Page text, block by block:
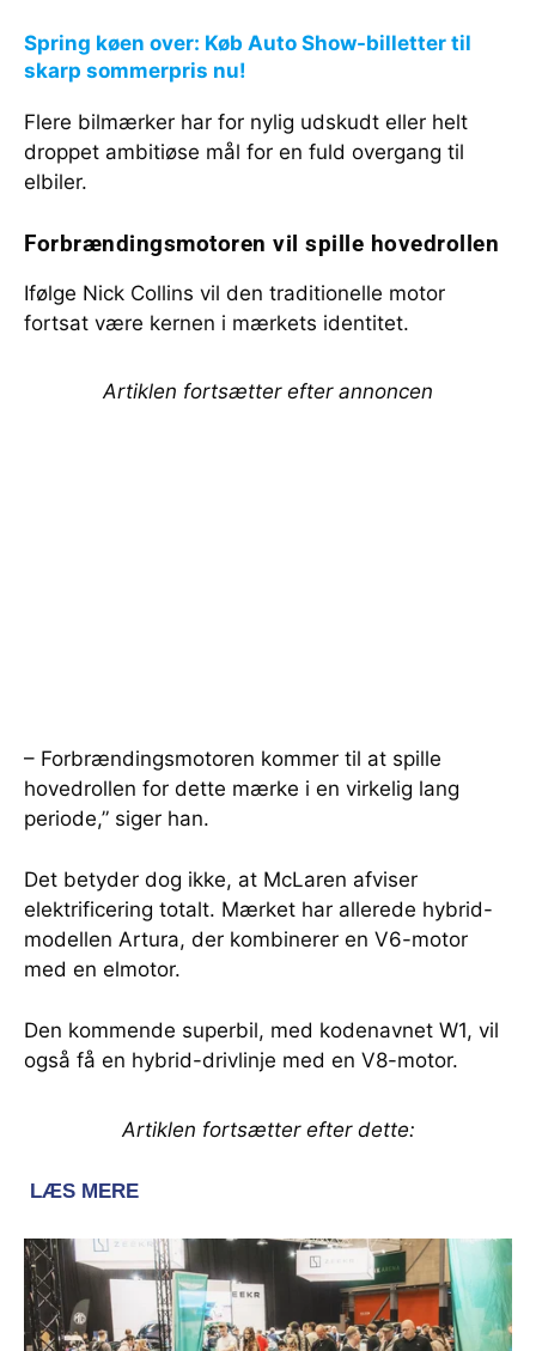
Spring køen over: Køb Auto Show-billetter til
skarp sommerpris nu!
Flere bilmærker har for nylig udskudt eller helt
droppet ambitiøse mål for en fuld overgang til
elbiler.
Forbrændingsmotoren vil spille hovedrollen
Ifølge Nick Collins vil den traditionelle motor
fortsat være kernen i mærkets identitet.
Artiklen fortsætter efter annoncen
– Forbrændingsmotoren kommer til at spille
hovedrollen for dette mærke i en virkelig lang
periode,” siger han.
Det betyder dog ikke, at McLaren afviser
elektrificering totalt. Mærket har allerede hybrid-
modellen Artura, der kombinerer en V6-motor
med en elmotor.
Den kommende superbil, med kodenavnet W1, vil
også få en hybrid-drivlinje med en V8-motor.
Artiklen fortsætter efter dette: